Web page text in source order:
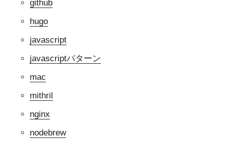
github
hugo
javascript
javascriptパターン
mac
mithril
nginx
nodebrew